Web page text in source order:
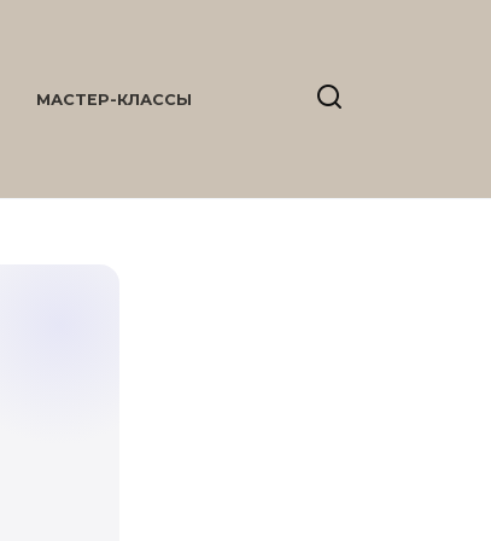
МАСТЕР-КЛАССЫ